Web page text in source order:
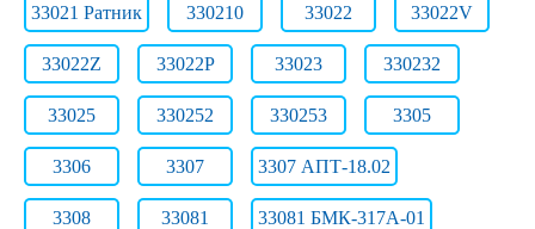
33021 Ратник 330210 33022 33022V
33022Z 33022Р 33023 330232
33025 330252 330253 3305
3306 3307 3307 АПТ-18.02
3308 33081 33081 БМК-317А-01